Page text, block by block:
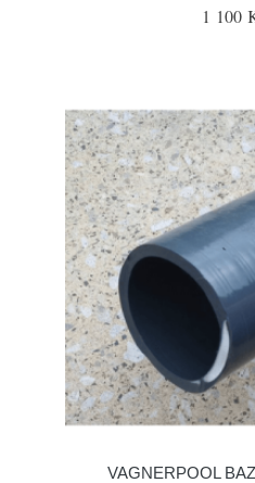
1 100
VAGNERPOOL